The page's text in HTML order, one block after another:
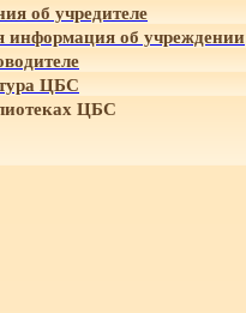
об учредителе
об учреждении
ЦБС
ЦБС